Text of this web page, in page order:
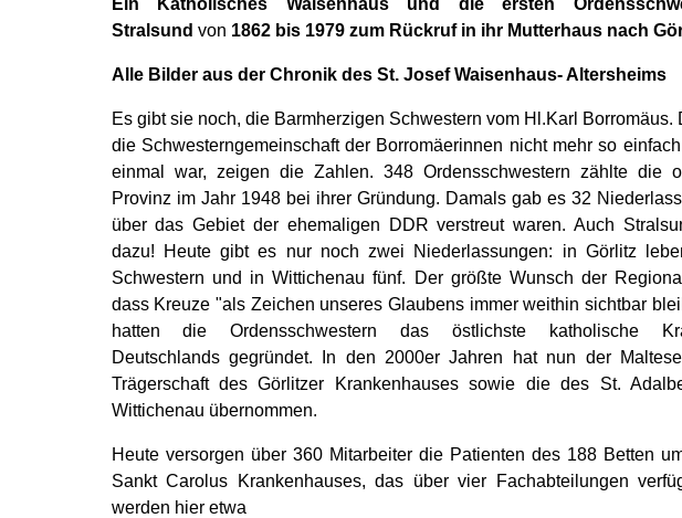
Ein Katholisches Waisenhaus und die ersten
Stralsund von 1862 bis 1979 zum Rückruf in ihr Mutterhaus nach
Alle Bilder aus der Chronik des St. Josef Waisenhaus- Altersheims
Es gibt sie noch, die Barmherzigen Schwestern vom Hl.Karl Borromäus.
die Schwesterngemeinschaft der Borromäerinnen nicht mehr so
einmal war, zeigen die Zahlen. 348 Ordensschwestern zählte die
Provinz im Jahr 1948 bei ihrer Gründung. Damals gab es 32
über das Gebiet der ehemaligen DDR verstreut waren. Auch
dazu! Heute gibt es nur noch zwei Niederlassungen: in Görlitz
Schwestern und in Wittichenau fünf. Der größte Wunsch der
dass Kreuze "als Zeichen unseres Glaubens immer weithin sichtbar
hatten die Ordensschwestern das östlichste katholische
Deutschlands gegründet. In den 2000er Jahren hat nun der
Trägerschaft des Görlitzer Krankenhauses sowie die des St.
Wittichenau übernommen.
Heute versorgen über 360 Mitarbeiter die Patienten des 188 Betten
Sankt Carolus Krankenhauses, das über vier Fachabteilungen
werden hier etwa